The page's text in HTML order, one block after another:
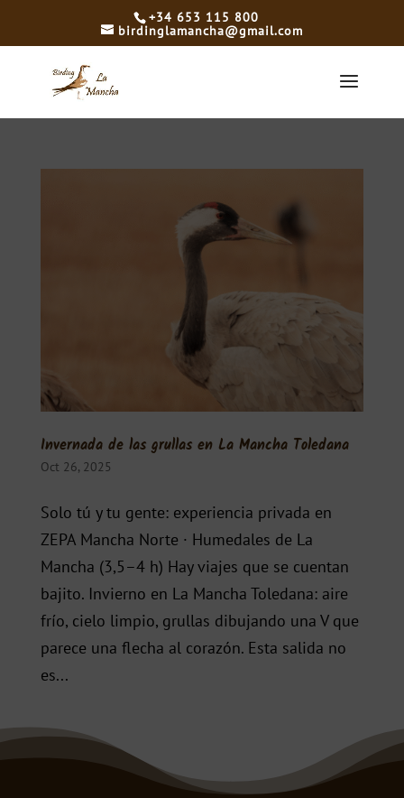
+34 653 115 800
birdinglamancha@gmail.com
Invernada de las grullas en La Mancha Toledana
Oct 26, 2025
Solo tú y tu gente: experiencia privada en
ZEPA Mancha Norte · Humedales de La
Mancha (3,5–4 h) Hay viajes que se cuentan
bajito. Invierno en La Mancha Toledana: aire
frío, cielo limpio, grullas dibujando una V que
parece una flecha al corazón. Esta salida no
es...